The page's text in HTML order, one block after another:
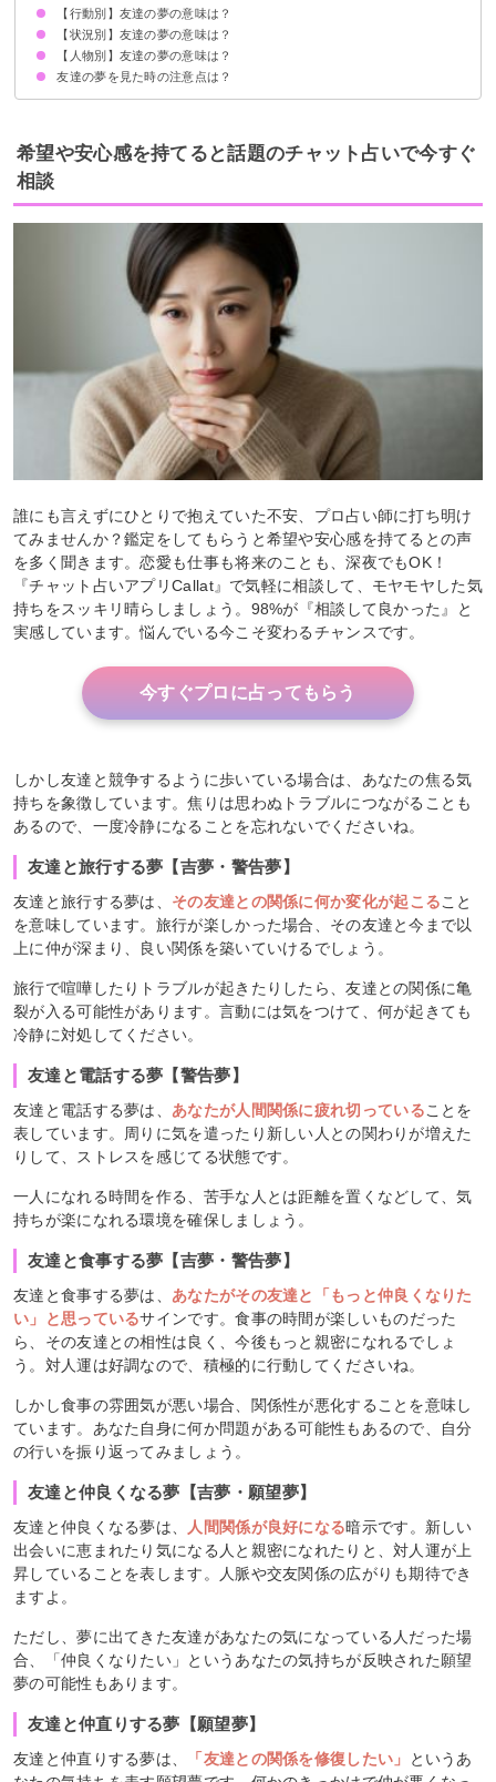
自分自身が置かれている状況の暗示
状況によって意味が決まる
【行動別】友達の夢の意味は？
友達と会う夢【吉夢】
友達と話す夢【吉夢・警告夢】
友達の家に泊まる【吉夢・警告夢】
友達と遊ぶ夢【警告夢】
友達と喧嘩する夢【警告夢】
友達と一緒に歩く夢【吉夢】
友達と旅行する夢【吉夢・警告夢】
友達と電話する夢【警告夢】
友達と食事する夢【吉夢・警告夢】
友達と仲良くなる夢【吉夢・願望夢】
友達と仲直りする夢【願望夢】
友達を助ける夢【吉夢・願望夢】
友達と別れる夢【逆夢】
友達とキスする夢【吉夢・警告夢】
【状況別】友達の夢の意味は？
友達がたくさん出てくる夢【吉夢】
友達が結婚する夢【願望夢】
友達が妊娠する夢【吉夢】
友達が出産する夢【吉夢】
友達が離婚する夢【凶夢】
友達に怒られる夢【警告夢】
友達に嫌われる夢【願望夢】
友達に裏切られる夢【警告夢】
友達が殺される夢【吉夢】
友達が死ぬ夢【吉夢】
友達が自殺する夢【願望夢】
友達が病気になる夢【警告夢】
友達が泣く夢【警告夢】
友達が家に来る夢【吉夢】
友達がいなくなる夢【願望夢】
友達が逮捕される夢【警告夢】
【人物別】友達の夢の意味は？
昔の友達の夢【警告夢】
長い間会っていない友達の夢【警告夢】
異性の友達の夢【吉夢・警告夢】
同性の友達の夢【吉夢】
親友の夢【吉夢・警告夢】
友達の夢を見た時の注意点は？
吉夢なら話さず警告夢や凶夢は人に話す
希望や安心感を持てると話題のチャット占いで今すぐ
相談
誰にも言えずにひとりで抱えていた不安、プロ占い師に打ち明け
てみませんか？鑑定をしてもらうと希望や安心感を持てるとの声
を多く聞きます。恋愛も仕事も将来のことも、深夜でもOK！
『チャット占いアプリCallat』で気軽に相談して、モヤモヤした気
持ちをスッキリ晴らしましょう。98%が『相談して良かった』と
実感しています。悩んでいる今こそ変わるチャンスです。
今すぐプロに占ってもらう
しかし友達と競争するように歩いている場合は、あなたの焦る気
持ちを象徴しています。焦りは思わぬトラブルにつながることも
あるので、一度冷静になることを忘れないでくださいね。
友達と旅行する夢【吉夢・警告夢】
友達と旅行する夢は、 その友達との関係に何か変化が起こること
を意味しています。旅行が楽しかった場合、その友達と今まで以
上に仲が深まり、良い関係を築いていけるでしょう。
旅行で喧嘩したりトラブルが起きたりしたら、友達との関係に亀
裂が入る可能性があります。言動には気をつけて、何が起きても
冷静に対処してください。
友達と電話する夢【警告夢】
友達と電話する夢は、 あなたが人間関係に疲れ切っていることを
表しています。周りに気を遣ったり新しい人との関わりが増えた
りして、ストレスを感じてる状態です。
一人になれる時間を作る、苦手な人とは距離を置くなどして、気
持ちが楽になれる環境を確保しましょう。
友達と食事する夢【吉夢・警告夢】
友達と食事する夢は、 あなたがその友達と「もっと仲良くなりた
い」と思っているサインです。食事の時間が楽しいものだった
ら、その友達との相性は良く、今後もっと親密になれるでしょ
う。対人運は好調なので、積極的に行動してくださいね。
しかし食事の雰囲気が悪い場合、関係性が悪化することを意味し
ています。あなた自身に何か問題がある可能性もあるので、自分
の行いを振り返ってみましょう。
友達と仲良くなる夢【吉夢・願望夢】
友達と仲良くなる夢は、 人間関係が良好になる暗示です。新しい
出会いに恵まれたり気になる人と親密になれたりと、対人運が上
昇していることを表します。人脈や交友関係の広がりも期待でき
ますよ。
ただし、夢に出てきた友達があなたの気になっている人だった場
合、「仲良くなりたい」というあなたの気持ちが反映された願望
夢の可能性もあります。
友達と仲直りする夢【願望夢】
友達と仲直りする夢は、 「友達との関係を修復したい」
というあ